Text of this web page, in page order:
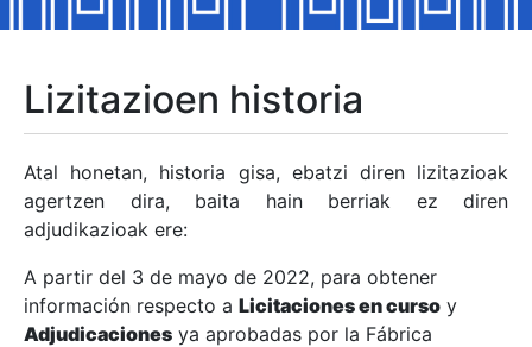
Erakutsi/Ezkutatu
Erakutsi/Ezkutatu
Erakutsi/Ezkutatu
Erakutsi/Ezkutatu
Lizitazioen historia
Atal honetan, historia gisa, ebatzi diren lizitazioak
agertzen dira, baita hain berriak ez diren
adjudikazioak ere:
A partir del 3 de mayo de 2022, para obtener
información respecto a Licitaciones en curso y
Adjudicaciones ya aprobadas por la Fábrica